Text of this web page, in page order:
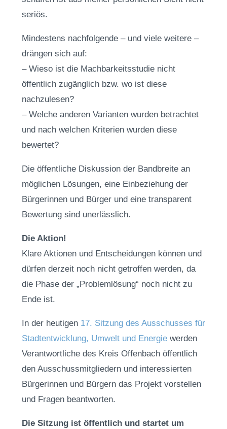
seriös.
Mindestens nachfolgende – und viele weitere –
drängen sich auf:
– Wieso ist die Machbarkeitsstudie nicht
öffentlich zugänglich bzw. wo ist diese
nachzulesen?
– Welche anderen Varianten wurden betrachtet
und nach welchen Kriterien wurden diese
bewertet?
Die öffentliche Diskussion der Bandbreite an
möglichen Lösungen, eine Einbeziehung der
Bürgerinnen und Bürger und eine transparent
Bewertung sind unerlässlich.
Die Aktion!
Klare Aktionen und Entscheidungen können und
dürfen derzeit noch nicht getroffen werden, da
die Phase der „Problemlösung“ noch nicht zu
Ende ist.
In der heutigen 17. Sitzung des Ausschusses für
Stadtentwicklung, Umwelt und Energiewerden
Verantwortliche des Kreis Offenbach öffentlich
den Ausschussmitgliedern und interessierten
Bürgerinnen und Bürgern das Projekt vorstellen
und Fragen beantworten.
Die Sitzung ist öffentlich und startet um